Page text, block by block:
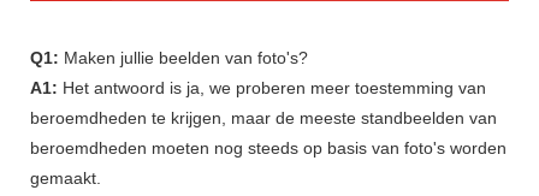
Q1: Maken jullie beelden van foto's?
A1: Het antwoord is ja, we proberen meer toestemming van
beroemdheden te krijgen, maar de meeste standbeelden van
beroemdheden moeten nog steeds op basis van foto's worden
gemaakt.